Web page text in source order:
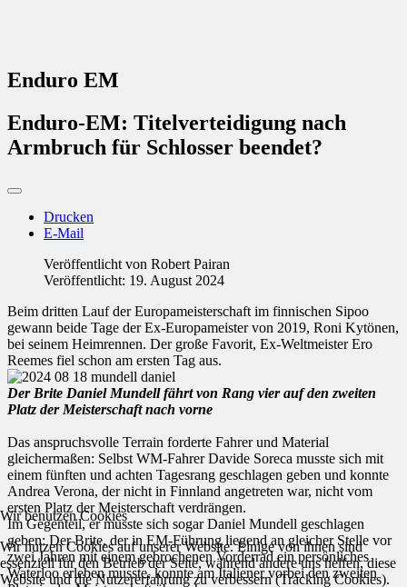
Enduro EM
Enduro-EM: Titelverteidigung nach
Armbruch für Schlosser beendet?
Drucken
E-Mail
Veröffentlicht von Robert Pairan
Veröffentlicht: 19. August 2024
Beim dritten Lauf der Europameisterschaft im finnischen Sipoo
gewann beide Tage der Ex-Europameister von 2019, Roni Kytönen,
bei seinem Heimrennen. Der große Favorit, Ex-Weltmeister Ero
Reemes fiel schon am ersten Tag aus.
Der Brite Daniel Mundell fährt von Rang vier auf den zweiten
Platz der Meisterschaft nach vorne
Das anspruchsvolle Terrain forderte Fahrer und Material
gleichermaßen: Selbst WM-Fahrer Davide Soreca musste sich mit
einem fünften und achten Tagesrang geschlagen geben und konnte
Andrea Verona, der nicht in Finnland angetreten war, nicht vom
ersten Platz der Meisterschaft verdrängen.
Im Gegenteil, er musste sich sogar Daniel Mundell geschlagen
geben: Der Brite, der in EM-Führung liegend an gleicher Stelle vor
zwei Jahren mit einem gebrochenen Vorderrad ein persönliches
Waterloo erleben musste, konnte am Italiener vorbei den zweiten
Wir benutzen Cookies
Wir nutzen Cookies auf unserer Website. Einige von ihnen sind
essenziell für den Betrieb der Seite, während andere uns helfen, diese
Website und die Nutzererfahrung zu verbessern (Tracking Cookies).